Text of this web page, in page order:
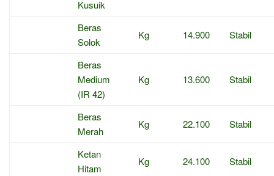
Kusuik
Beras
Solok
Kg 14.900 Stabil
Beras
Medium
(IR 42)
Kg 13.600 Stabil
Beras
Merah
Kg 22.100 Stabil
Ketan
Hitam
Kg 24.100 Stabil